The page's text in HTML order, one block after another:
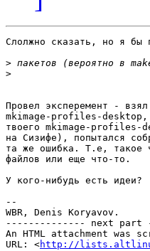
Слолжно сказать, но я бы
>
>
Провел эксперемент -
mkimage-profiles-
твоего mkimage-
на Сизифе), попытался
та же ошибка. Т.е, такое
файлов или еще что-то.
У кого-нибудь есть идеи?
--
WBR, Denis Koryavov.
-------------- next
An HTML attachment was
URL: <http://